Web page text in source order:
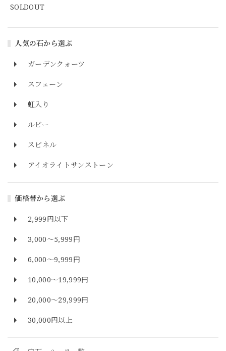
SOLDOUT
人気の石から選ぶ
ガーデンクォーツ
スフェーン
虹入り
ルビー
スピネル
アイオライトサンストーン
価格帯から選ぶ
2,999円以下
3,000～5,999円
6,000～9,999円
10,000～19,999円
20,000～29,999円
30,000円以上